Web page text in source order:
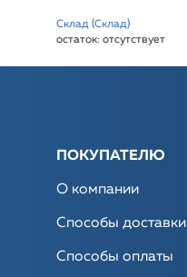
Склад (Склад)
остаток: отсутствует
ПОКУПАТЕЛЮ
О компании
Способы доставки
Способы оплаты